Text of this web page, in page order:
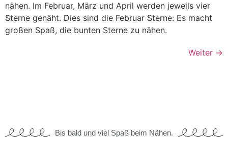
nähen. Im Februar, März und April werden jeweils vier
Sterne genäht. Dies sind die Februar Sterne: Es macht
großen Spaß, die bunten Sterne zu nähen.
Weiter →
Bis bald und viel Spaß beim Nähen.